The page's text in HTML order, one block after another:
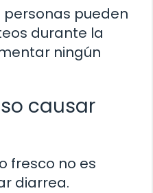
pueden
durante la
ningún
causar
fresco no es
diarrea.